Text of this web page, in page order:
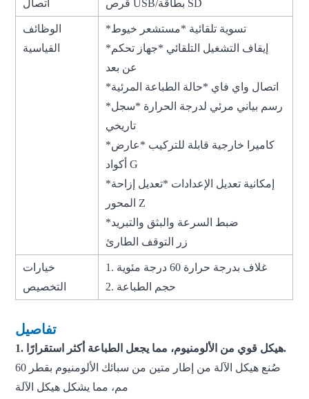
اتصال قرص USB/بطاقة SD
الوظائف
القياسية
*إيقاف التشغيل التلقائي *جهاز تحكم
*رسم بياني مرئي لدرجة الحرارة *سجل
*كاميرا خارجية قابلة للتركيب *عارض
أكواد G
*إمكانية تعديل الإعدادات *تعديل إزاحة
المحور Z
*ضبط السرعة والبثق والتبريد
زر التوقف الطارئ
خيارات
التخصيص
2. حجم الطباعة
1. هيكل قوي من الألومنيوم، مما يجعل الطباعة أكثر استقرارًا.
صُنع هيكل الآلة من إطار متين من سبائك الألومنيوم بقطر 60